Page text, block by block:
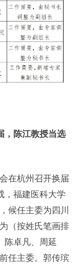
，陈江教授当选
在杭州召开换届
，福建医科大学
候任主委为四川
（按姓氏笔画排
陈卓凡、周延
任主委。郭传瑸